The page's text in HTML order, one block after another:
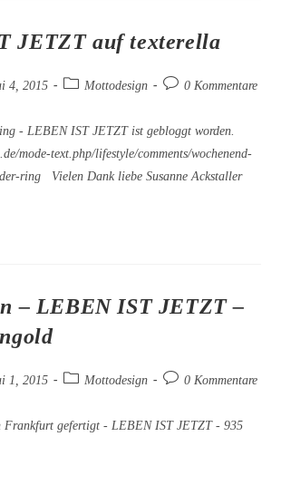
JETZT auf texterella
4, 2015
Beitrags-
Mottodesign
Beitrags-
0 Kommentare
- LEBEN IST JETZT ist gebloggt worden.
mode-text.php/lifestyle/comments/wochenend-
ring Vielen Dank liebe Susanne Ackstaller
– LEBEN IST JETZT –
1, 2015
Beitrags-
Mottodesign
Beitrags-
0 Kommentare
Frankfurt gefertigt - LEBEN IST JETZT - 935